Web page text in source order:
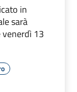
in
sarà
13